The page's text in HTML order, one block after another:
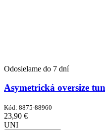
Odosielame do 7 dní
Asymetrická oversize
Kód: 8875-88960
23,90 €
UNI